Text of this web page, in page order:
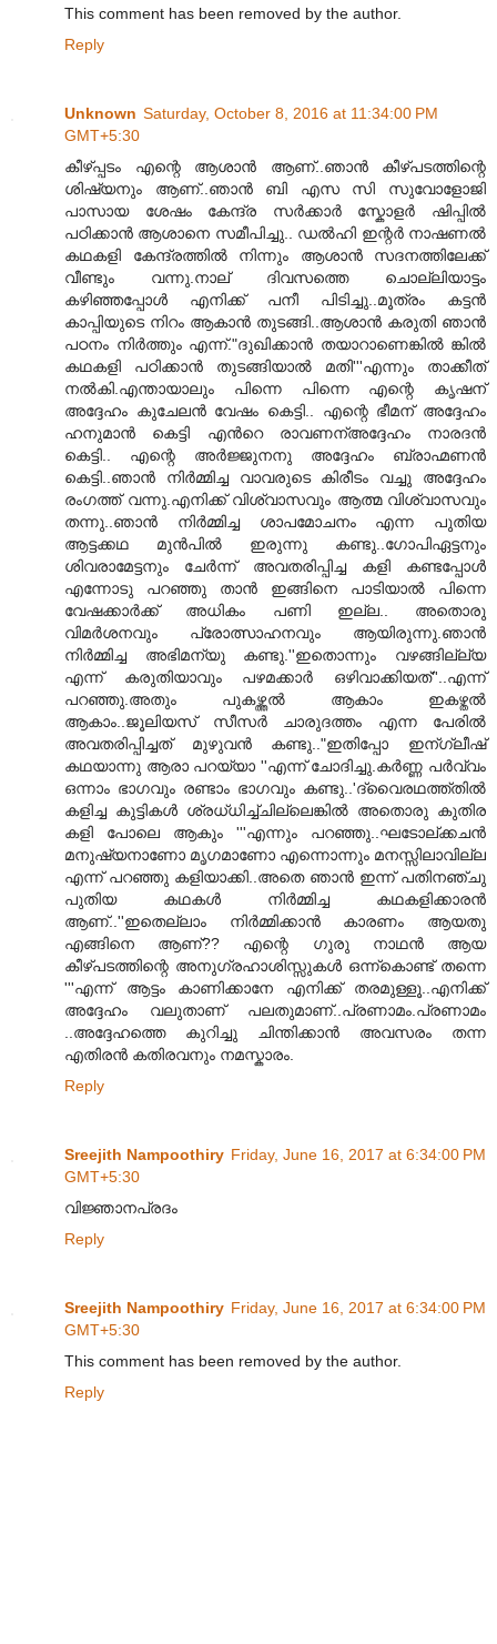
This comment has been removed by the author.
Reply
Unknown Saturday, October 8, 2016 at 11:34:00 PM
GMT+5:30
കീഴ്പ്പടം എന്റെ ആശാന്‍ ആണ്..ഞാന്‍ കീഴ്പടത്തിന്റെ
ശിഷ്യനും ആണ്..ഞാന്‍ ബി എസ സി സുവോളോജി
പാസായ ശേഷം കേന്ദ്ര സര്‍ക്കാര്‍ സ്കോളര്‍ ഷിപ്പില്‍
പഠിക്കാന്‍ ആശാനെ സമീപിച്ചു.. ഡല്‍ഹി ഇന്റര്‍ നാഷണല്‍
കഥകളി കേന്ദ്രത്തില്‍ നിന്നും ആശാന്‍ സദനത്തിലേക്ക്
വീണ്ടും വന്നു.നാല് ദിവസത്തെ ചൊല്ലിയാട്ടം
കഴിഞ്ഞപ്പോള്‍ എനിക്ക് പനീ പിടിച്ചു..മൂത്രം കട്ടന്‍
കാപ്പിയുടെ നിറം ആകാന്‍ തുടങ്ങി..ആശാന്‍ കരുതി ഞാന്‍
പഠനം നിര്‍ത്തും എന്ന്."ദുഖിക്കാന്‍ തയാറാണെങ്കില്‍ ങ്കില്‍
കഥകളി പഠിക്കാന്‍ തുടങ്ങിയാല്‍ മതി'''എന്നും താക്കീത്
നല്‍കി.എന്തായാലും പിന്നെ പിന്നെ എന്റെ കൃഷന്
അദ്ദേഹം കുചേലന്‍ വേഷം കെട്ടി.. എന്റെ ഭീമന് അദ്ദേഹം
ഹനുമാന്‍ കെട്ടി എന്‍റെ രാവണന്അദ്ദേഹം നാരദന്‍
കെട്ടി.. എന്റെ അര്‍ജ്ജുനനു അദ്ദേഹം ബ്രാഹ്മണന്‍
കെട്ടി..ഞാന്‍ നിര്‍മ്മിച്ച വാവരുടെ കിരീടം വച്ചു അദ്ദേഹം
രംഗത്ത് വന്നു.എനിക്ക് വിശ്വാസവും ആത്മ വിശ്വാസവും
തന്നു..ഞാന്‍ നിര്‍മ്മിച്ച ശാപമോചനം എന്ന പുതിയ
ആട്ടക്കഥ മുന്‍പില്‍ ഇരുന്നു കണ്ടു..ഗോപിഏട്ടനും
ശിവരാമേട്ടനും ചേര്‍ന്ന് അവതരിപ്പിച്ച കളി കണ്ടപ്പോള്‍
എന്നോടു പറഞ്ഞു താന്‍ ഇങ്ങിനെ പാടിയാല്‍ പിന്നെ
വേഷക്കാര്‍ക്ക് അധികം പണി ഇല്ല.. അതൊരു
വിമര്‍ശനവും പ്രോത്സാഹനവും ആയിരുന്നു.ഞാന്‍
നിര്‍മ്മിച്ച അഭിമന്യു കണ്ടു.''ഇതൊന്നും വഴങ്ങില്ല്യ
എന്ന് കരുതിയാവും പഴമക്കാര്‍ ഒഴിവാക്കിയത്''..എന്ന്
പറഞ്ഞു.അതും പുകഴ്ത്തല്‍ ആകാം ഇകഴ്തല്‍
ആകാം..ജൂലിയസ് സീസര്‍ ചാരുദത്തം എന്ന പേരില്‍
അവതരിപ്പിച്ചത് മുഴുവന്‍ കണ്ടു.."ഇതിപ്പോ ഇന്ഗ്ലീഷ്
കഥയാന്നു ആരാ പറയ്യാ ''എന്ന് ചോദിച്ചു.കര്‍ണ്ണ പര്‍വ്വം
ഒന്നാം ഭാഗവും രണ്ടാം ഭാഗവും കണ്ടു..'ദ്വൈരഥത്ത്തില്‍
കളിച്ച കുട്ടികള്‍ ശ്രധ്ധിച്ച്ചില്ലെങ്കില്‍ അതൊരു കുതിര
കളി പോലെ ആകും '''എന്നും പറഞ്ഞു..ഘടോല്ക്കചന്‍
മനുഷ്യനാണോ മൃഗമാണോ എന്നൊന്നും മനസ്സിലാവില്ല
എന്ന് പറഞ്ഞു കളിയാക്കി..അതെ ഞാന്‍ ഇന്ന് പതിനഞ്ചു
പുതിയ കഥകള്‍ നിര്‍മ്മിച്ച കഥകളിക്കാരന്‍
ആണ്..''ഇതെല്ലാം നിര്‍മ്മിക്കാന്‍ കാരണം ആയതു
എങ്ങിനെ ആണ്?? എന്റെ ഗുരു നാഥന്‍ ആയ
കീഴ്പടത്തിന്റെ അനുഗ്രഹാശിസ്സുകള്‍ ഒന്ന്കൊണ്ട് തന്നെ
'''എന്ന് ആട്ടം കാണിക്കാനേ എനിക്ക് തരമുള്ളൂ..എനിക്ക്
അദ്ദേഹം വലുതാണ്‌ പലതുമാണ്..പ്രണാമം.പ്രണാമം
..അദ്ദേഹത്തെ കുറിച്ചു ചിന്തിക്കാന്‍ അവസരം തന്ന
എതിരന്‍ കതിരവനും നമസ്കാരം.
Reply
Sreejith Nampoothiry Friday, June 16, 2017 at 6:34:00 PM
GMT+5:30
വിജ്ഞാനപ്രദം
Reply
Sreejith Nampoothiry Friday, June 16, 2017 at 6:34:00 PM
GMT+5:30
This comment has been removed by the author.
Reply